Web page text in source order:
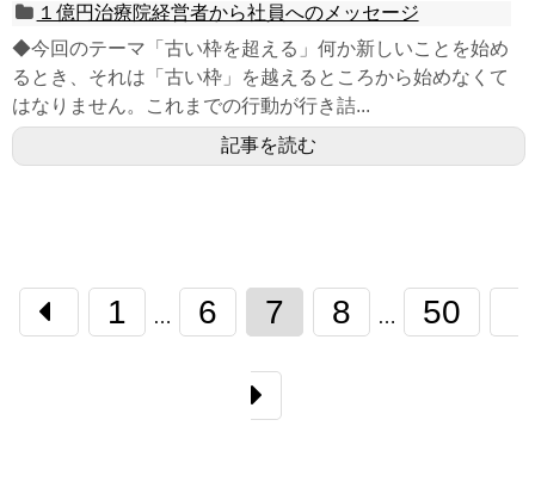
１億円治療院経営者から社員へのメッセージ
◆今回のテーマ「古い枠を超える」何か新しいことを始め
るとき、それは「古い枠」を越えるところから始めなくて
はなりません。これまでの行動が行き詰...
記事を読む
1 … 6 7 8 … 50